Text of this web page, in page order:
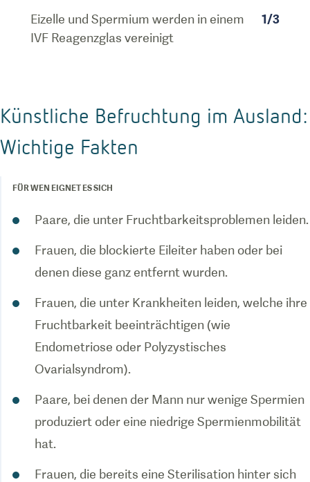
Eizelle und Spermium werden in einem
IVF Reagenzglas vereinigt
1/3
Künstliche Befruchtung im Ausland:
Wichtige Fakten
FÜR WEN EIGNET ES SICH
Paare, die unter Fruchtbarkeitsproblemen leiden.
Frauen, die blockierte Eileiter haben oder bei
denen diese ganz entfernt wurden.
Frauen, die unter Krankheiten leiden, welche ihre
Fruchtbarkeit beeinträchtigen (wie
Endometriose oder Polyzystisches
Ovarialsyndrom).
Paare, bei denen der Mann nur wenige Spermien
produziert oder eine niedrige Spermienmobilität
hat.
Frauen, die bereits eine Sterilisation hinter sich